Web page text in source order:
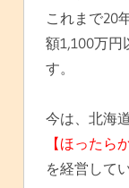
これまで20
額1,100万円
す。
今は、北海
【ほったら
を経営して